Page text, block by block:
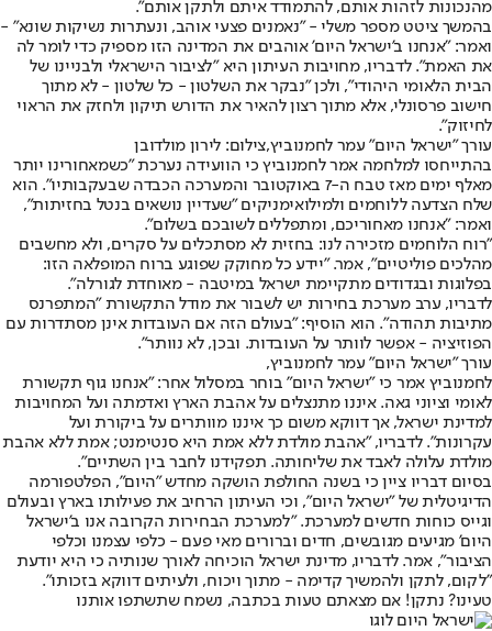
מהנכונות לזהות אותם, להתמודד איתם ולתקן אותם".
בהמשך ציטט מספר משלי - "נאמנים פצעי אוהב, ונעתרות נשיקות שונא" -
ואמר: "אנחנו ב'ישראל היום' אוהבים את המדינה הזו מספיק כדי לומר לה
את האמת". לדבריו, מחויבות העיתון היא "לציבור הישראלי ולבניינו של
הבית הלאומי היהודי", ולכן "נבקר את השלטון - כל שלטון - לא מתוך
חישוב פרסונלי, אלא מתוך רצון להאיר את הדורש תיקון ולחזק את הראוי
לחיזוק".
עורך "ישראל היום" עמר לחמנוביץ,צילום: לירון מולדובן
בהתייחסו למלחמה אמר לחמנוביץ כי הוועידה נערכת "כשמאחורינו יותר
מאלף ימים מאז טבח ה-7 באוקטובר והמערכה הכבדה שבעקבותיו". הוא
שלח הצדעה ללוחמים ולמילואימניקים "שעדיין נושאים בנטל בחזיתות",
ואמר: "אנחנו מאחוריכם, ומתפללים לשובכם בשלום".
"רוח הלוחמים מזכירה לנו: בחזית לא מסתכלים על סקרים, ולא מחשבים
מהלכים פוליטיים", אמר. "יידע כל מחוקק שפוגע ברוח המופלאה הזו:
בפלוגות ובגדודים מתקיימת ישראל במיטבה - מאוחדת לגורלה".
לדבריו, ערב מערכת בחירות יש לשבור את מודל התקשורת "המתפרנס
מתיבות תהודה". הוא הוסיף: "בעולם הזה אם העובדות אינן מסתדרות עם
הפוזיציה - אפשר לוותר על העובדות. ובכן, לא נוותר".
עורך "ישראל היום" עמר לחמנוביץ,
לחמנוביץ אמר כי "ישראל היום" בוחר במסלול אחר: "אנחנו גוף תקשורת
לאומי וציוני גאה. איננו מתנצלים על אהבת הארץ ואדמתה ועל המחויבות
למדינת ישראל, אך דווקא משום כך איננו מוותרים על ביקורת ועל
עקרונות". לדבריו, "אהבת מולדת ללא אמת היא סנטימנט; אמת ללא אהבת
מולדת עלולה לאבד את שליחותה. תפקידנו לחבר בין השתיים".
בסיום דבריו ציין כי בשנה החולפת הושקה מחדש "היום", הפלטפורמה
הדיגיטלית של "ישראל היום", וכי העיתון הרחיב את פעילותו בארץ ובעולם
וגייס כוחות חדשים למערכת. "למערכת הבחירות הקרובה אנו ב'ישראל
היום' מגיעים מגובשים, חדים וברורים מאי פעם - כלפי עצמנו וכלפי
הציבור", אמר. לדבריו, מדינת ישראל הוכיחה לאורך שנותיה כי היא יודעת
"לקום, לתקן ולהמשיך קדימה - מתוך ויכוח, ולעיתים דווקא בזכותו".
טעינו? נתקן! אם מצאתם טעות בכתבה, נשמח שתשתפו אותנו